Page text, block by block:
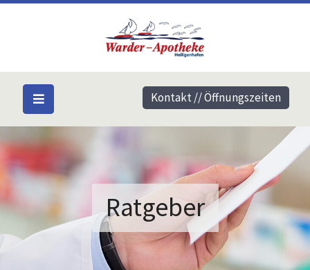
Ratgeber
Kontakt // Öffnungszeiten